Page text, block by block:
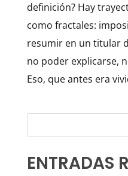
definición? Hay
como fractales:
resumir en un titular
no poder explicarse,
Eso, que antes era
ENTRADAS